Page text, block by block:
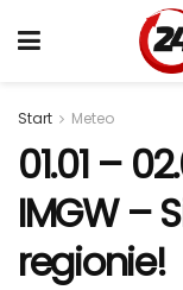
Start Meteo
01.01 –
IMGW –
regionie!